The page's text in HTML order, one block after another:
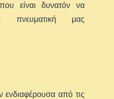
είναι δυνατόν να
πνευματική μας
ενδιαφέρουσα από τις